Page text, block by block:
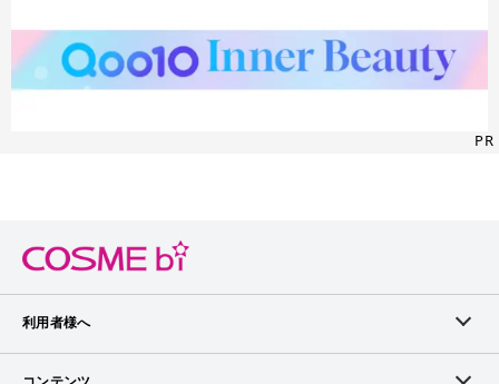
PR
利用者様へ
メンバーログイン